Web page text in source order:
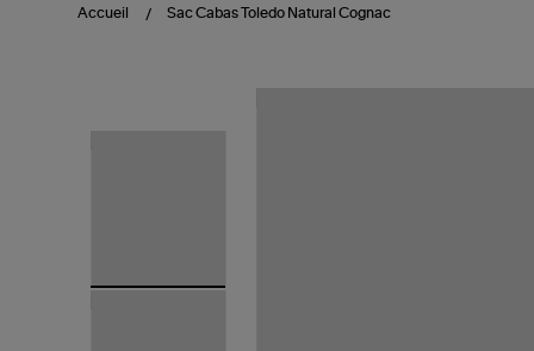
Accueil Sac Cabas Toledo Natural Cognac